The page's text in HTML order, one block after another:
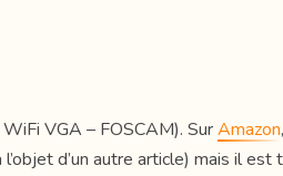
VGA – FOSCAM). SurAmazon
l’objet d’un autre article) mais il